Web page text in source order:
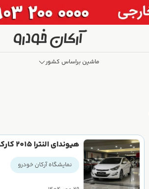
ماشین براساس کشور
هیوندای النترا 2015 کارکرده
نمایشگاه آرکان خودرو